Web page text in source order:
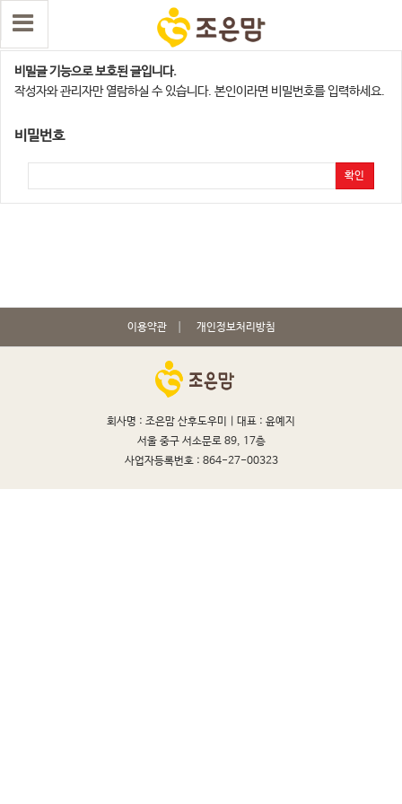
용산, 서대문지점
비밀글 기능으로 보호된 글입니다.
작성자와 관리자만 열람하실 수 있습니다. 본인이라면 비밀번호를 입력하세요.
비밀번호
확인
이용약관 개인정보처리방침
회사명 : 조은맘 산후도우미 | 대표 : 윤예지
서울 중구 서소문로 89, 17층
사업자등록번호 : 864-27-00323